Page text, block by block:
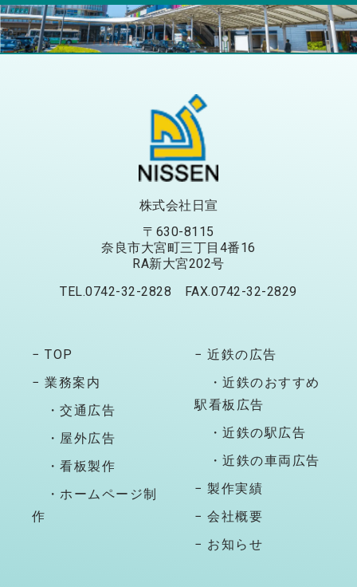
株式会社日宣
〒630-8115
奈良市大宮町三丁目4番16
RA新大宮202号
TEL.0742-32-2828 FAX.0742-32-2829
− TOP
− 業務案内
・交通広告
・屋外広告
・看板製作
・ホームページ制
作
− 近鉄の広告
・近鉄のおすすめ
駅看板広告
・近鉄の駅広告
・近鉄の車両広告
− 製作実績
− 会社概要
− お知らせ